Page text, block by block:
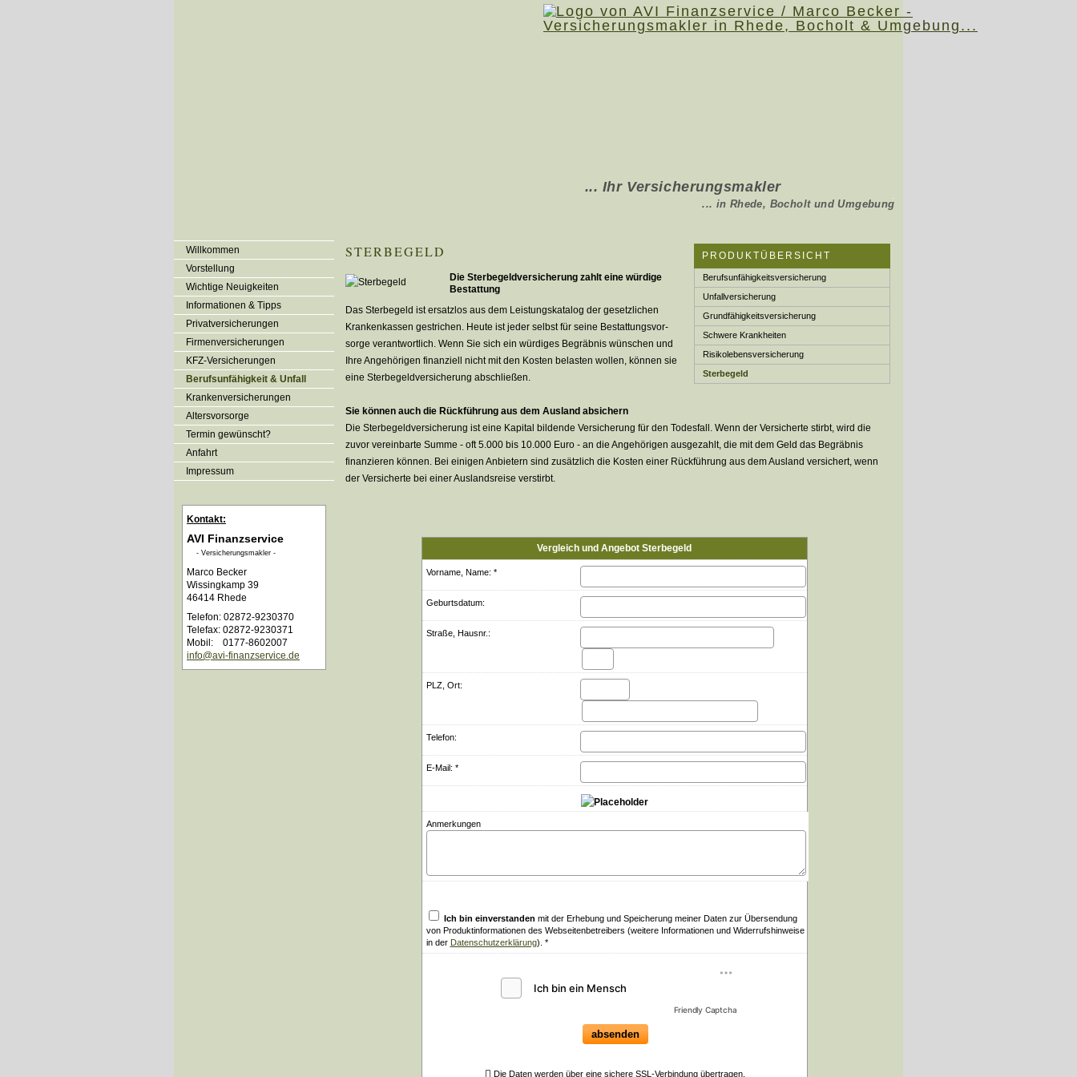
... Ihr Ver­sicherungs­makler
.
... in Rhede, Bocholt und Umgebung
Willkommen
Vorstellung
Wichtige Neuigkeiten
Informationen & Tipps
Privatversicherungen
Firmenversicherungen
KFZ-Versicherungen
Berufsunfähigkeit & Unfall
Kranken­ver­si­che­rungen
Alters­vorsorge
Termin gewünscht?
Anfahrt
Impressum
Kontakt:
AVI Finanzservice
- Ver­sicherungs­makler -
Marco Becker
Wissingkamp 39
46414 Rhede
Telefon: 02872-9230370
Telefax: 02872-9230371
Mobil: 0177-8602007
info@avi-finanzservice.de
PRODUKTÜBERSICHT
Berufs­unfähig­keitsversicherung
Unfall­ver­si­che­rung
Grundfähigkeitsversicherung
Schwe­re Krank­hei­ten
Risiko­lebens­ver­si­che­rung
Ster­be­geld
STER­BE­GELD
Die Ster­be­geldversicherung zahlt eine würdige
Bestattung
Das Ster­be­geld ist ersatzlos aus dem Leistungskatalog der gesetzlichen
Krankenkassen gestrichen. Heute ist jeder selbst für seine Be­stat­tungs­vor­
sor­ge verantwortlich. Wenn Sie sich ein würdiges Begräbnis wün­schen und
Ihre Angehörigen finanziell nicht mit den Kosten belasten wollen, können sie
eine Ster­be­geldversicherung abschließen.
Sie können auch die Rückführung aus dem Ausland absichern
Die Ster­be­geldversicherung ist eine Kapital bildende Versicherung für den Todesfall. Wenn der Versicherte stirbt, wird die
zuvor vereinbarte Summe - oft 5.000 bis 10.000 Euro - an die Angehörigen ausgezahlt, die mit dem Geld das Begräbnis
finanzieren können. Bei einigen Anbietern sind zusätzlich die Kosten einer Rückführung aus dem Ausland versichert, wenn
der Versicherte bei einer Auslandsreise verstirbt.
Vergleich und Angebot Ster­be­geld
Vorname, Name: *
Geburts­datum:
Straße, Hausnr.:
PLZ, Ort:
Telefon:
E-Mail: *
Anmerkungen
Ich bin einverstanden mit der Erhebung und Speicherung meiner Daten zur Übersendung
von Produktinformationen des Webseitenbetreibers (weitere Informationen und Widerrufshinweise
in der Datenschutzerklärung). *
Friendly Captcha
absenden
Die Daten werden über eine sichere SSL-Verbindung übertragen.